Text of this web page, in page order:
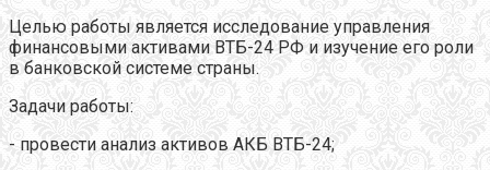
Целью работы является исследование управления
финансовыми активами ВТБ-24 РФ и изучение его роли
в банковской системе страны.
Задачи работы:
- провести анализ активов АКБ ВТБ-24;